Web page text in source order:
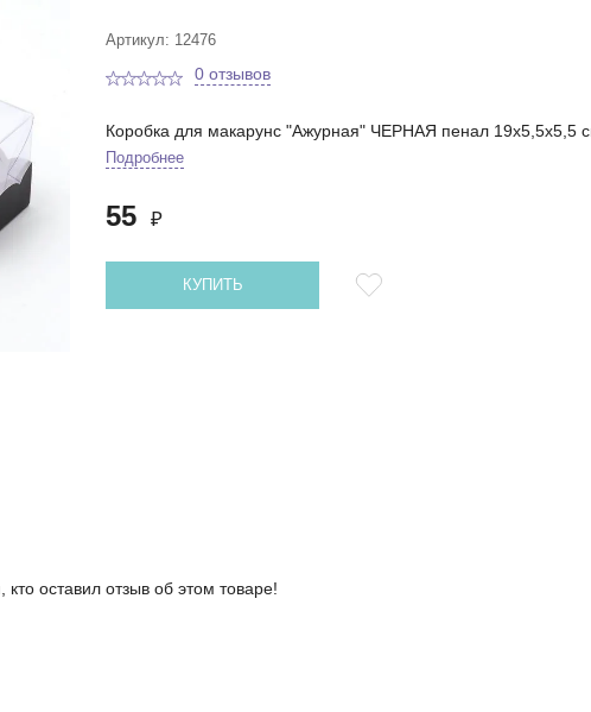
Артикул: 12476
0 отзывов
Коробка для макарунс "Ажурная" ЧЕРНАЯ пенал 19х5,5х5,5
Подробнее
55 ₽
КУПИТЬ
оставил отзыв об этом товаре!